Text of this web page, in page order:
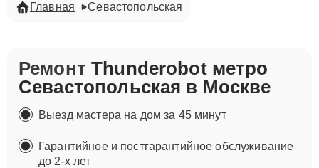
Главная Севастопольская
РемонтThunderobot метро
Севастопольская в Москве
Выезд мастера на дом за 45 минут
Гарантийное и постгарантийное обслуживание
до 2-х лет